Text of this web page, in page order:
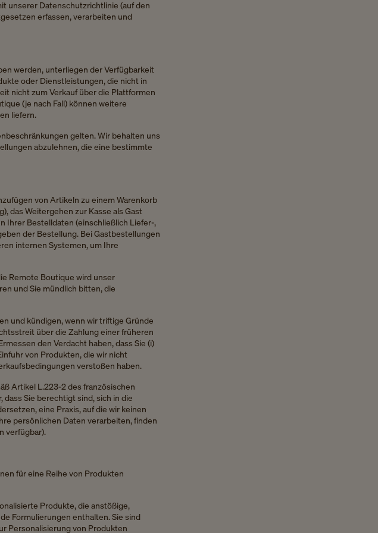
unserer Datenschutzrichtlinie (auf den
erfassen, verarbeiten und
werden, unterliegen der Verfügbarkeit
oder Dienstleistungen, die nicht in
nicht zum Verkauf über die Plattformen
(je nach Fall) können weitere
liefern.
gelten. Wir behalten uns
abzulehnen, die eine bestimmte
von Artikeln zu einem Warenkorb
das Weitergehen zur Kasse als Gast
Ihrer Bestelldaten (einschließlich Liefer-,
der Bestellung. Bei Gastbestellungen
internen Systemen, um Ihre
Remote Boutique wird unser
und Sie mündlich bitten, die
und kündigen, wenn wir triftige Gründe
über die Zahlung einer früheren
den Verdacht haben, dass Sie (i)
von Produkten, die wir nicht
verstoßen haben.
Artikel L.223-2 des französischen
Sie berechtigt sind, sich in die
eine Praxis, auf die wir keinen
persönlichen Daten verarbeiten, finden
verfügbar).
für eine Reihe von Produkten
Produkte, die anstößige,
Formulierungen enthalten. Sie sind
Personalisierung von Produkten